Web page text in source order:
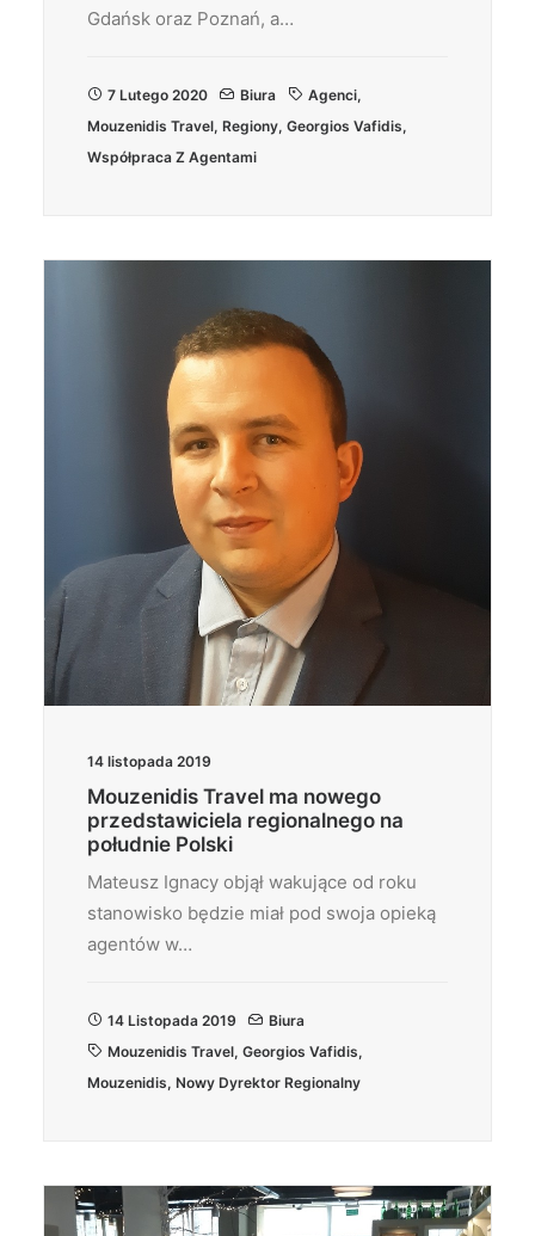
Gdańsk oraz Poznań, a…
7 Lutego 2020 Biura Agenci,
Mouzenidis Travel, Regiony, Georgios Vafidis,
Współpraca Z Agentami
14 listopada 2019
Mouzenidis Travel ma nowego
przedstawiciela regionalnego na
południe Polski
Mateusz Ignacy objął wakujące od roku
stanowisko będzie miał pod swoja opieką
agentów w…
14 Listopada 2019
Biura
Mouzenidis Travel, Georgios Vafidis,
Mouzenidis, Nowy Dyrektor Regionalny